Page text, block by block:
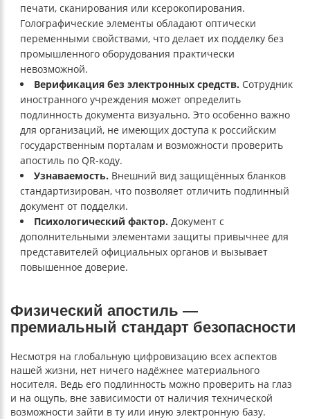
печати, сканирования или ксерокопирования.
Голографические элементы обладают оптически
переменными свойствами, что делает их подделку без
промышленного оборудования практически
невозможной.
Верификация без электронных средств. Сотрудник
иностранного учреждения может определить
подлинность документа визуально. Это особенно важно
для организаций, не имеющих доступа к российским
государственным порталам и возможности проверить
апостиль по QR-коду.
Узнаваемость. Внешний вид защищённых бланков
стандартизирован, что позволяет отличить подлинный
документ от подделки.
Психологический фактор. Документ с
дополнительными элементами защиты привычнее для
представителей официальных органов и вызывает
повышенное доверие.
Физический апостиль —
премиальный стандарт безопасности
Несмотря на глобальную цифровизацию всех аспектов
нашей жизни, нет ничего надёжнее материального
носителя. Ведь его подлинность можно проверить на глаз
и на ощупь, вне зависимости от наличия технической
возможности зайти в ту или иную электронную базу.